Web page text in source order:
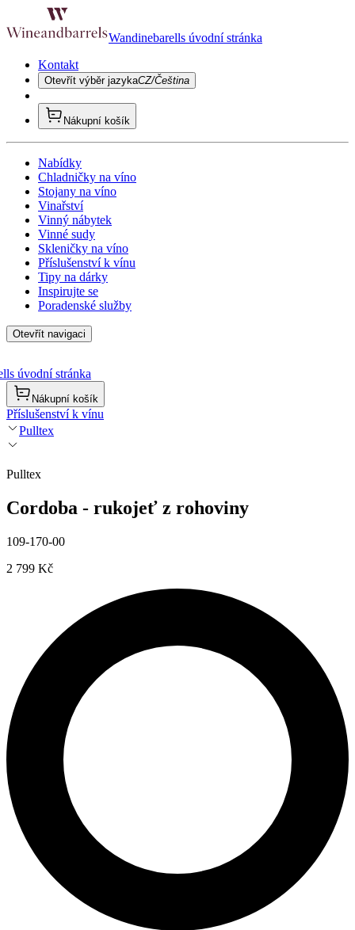
Wandinebarells úvodní stránka
Kontakt
Otevřít výběr jazykaCZ/Čeština
Nákupní košík
Nabídky
Chladničky na víno
Stojany na víno
Vinařství
Vinný nábytek
Vinné sudy
Skleničky na víno
Příslušenství k vínu
Tipy na dárky
Inspirujte se
Poradenské služby
Otevřít navigaci
úvodní stránka
Nákupní košík
Příslušenství k vínu
Pulltex
Pulltex
Cordoba - rukojeť z rohoviny
109-170-00
2 799 Kč